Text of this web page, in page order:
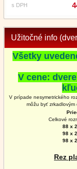
s DPH
Užitočné info
Všetky
V cene:
V prípade nesymetrického
môžu byť zrkadlovým
Celkové
88 x
98 x
98 x
Rez